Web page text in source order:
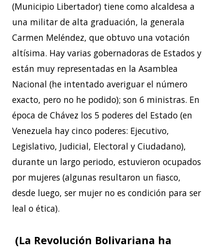
(Municipio Libertador) tiene como alcaldesa a
una militar de alta graduación, la generala
Carmen Meléndez, que obtuvo una votación
altísima. Hay varias gobernadoras de Estados y
están muy representadas en la Asamblea
Nacional (he intentado averiguar el número
exacto, pero no he podido); son 6 ministras. En
época de Chávez los 5 poderes del Estado (en
Venezuela hay cinco poderes: Ejecutivo,
Legislativo, Judicial, Electoral y Ciudadano),
durante un largo periodo, estuvieron ocupados
por mujeres (algunas resultaron un fiasco,
desde luego, ser mujer no es condición para ser
leal o ética).
(La Revolución Bolivariana ha